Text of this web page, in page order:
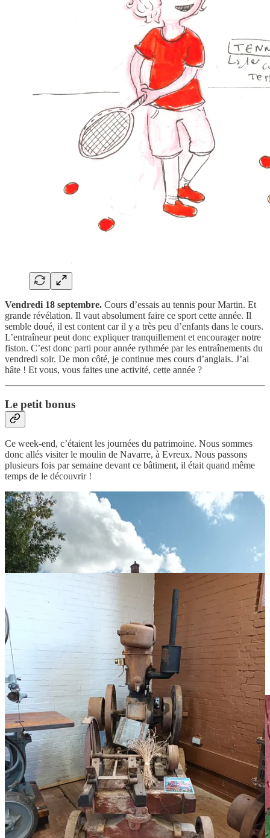
Vendredi 18 septembre. Cours d’essais au tennis pour Martin. Et
grande révélation. Il vaut absolument faire ce sport cette année. Il
semble doué, il est content car il y a très peu d’enfants dans le cours.
L’entraîneur peut donc expliquer tranquillement et encourager notre
fiston. C’est donc parti pour année rythmée par les entraînements du
vendredi soir. De mon côté, je continue mes cours d’anglais. J’ai
hâte ! Et vous, vous faites une activité, cette année ?
Le petit bonus
Ce week-end, c’étaient les journées du patrimoine. Nous sommes
donc allés visiter le moulin de Navarre, à Evreux. Nous passons
plusieurs fois par semaine devant ce bâtiment, il était quand même
temps de le découvrir !
Une visite bien intéressante. A refaire, en prenant le temps de
participer à la visite guidée.